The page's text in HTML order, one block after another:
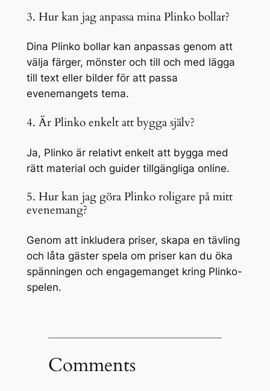
3. Hur kan jag anpassa mina Plinko bollar?
Dina Plinko bollar kan anpassas genom att
välja färger, mönster och till och med lägga
till text eller bilder för att passa
evenemangets tema.
4. Är Plinko enkelt att bygga själv?
Ja, Plinko är relativt enkelt att bygga med
rätt material och guider tillgängliga online.
5. Hur kan jag göra Plinko roligare på mitt
evenemang?
Genom att inkludera priser, skapa en tävling
och låta gäster spela om priser kan du öka
spänningen och engagemanget kring Plinko-
spelen.
Comments